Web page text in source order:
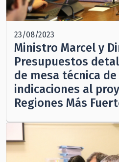
23/08/2023
Ministro Marcel y
Presupuestos
de mesa técnica
indicaciones al
Regiones Más